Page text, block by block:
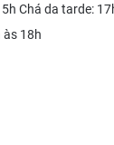
Chá da tarde:
às 18h